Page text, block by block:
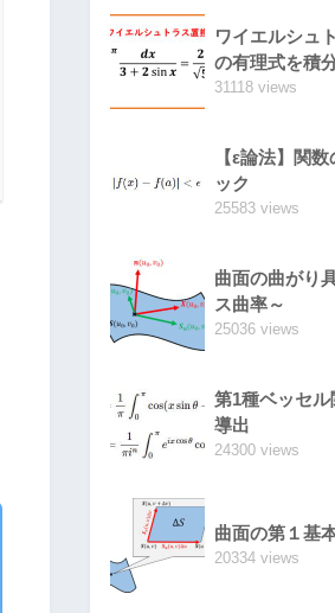
ワイエルシュ
の有理式を積分
31118 views
【ε論法】関
ック
25583 views
曲面の曲がり
ス曲率～
25036 views
第1種ベッセ
導出
24300 views
曲面の第１基
20334 views